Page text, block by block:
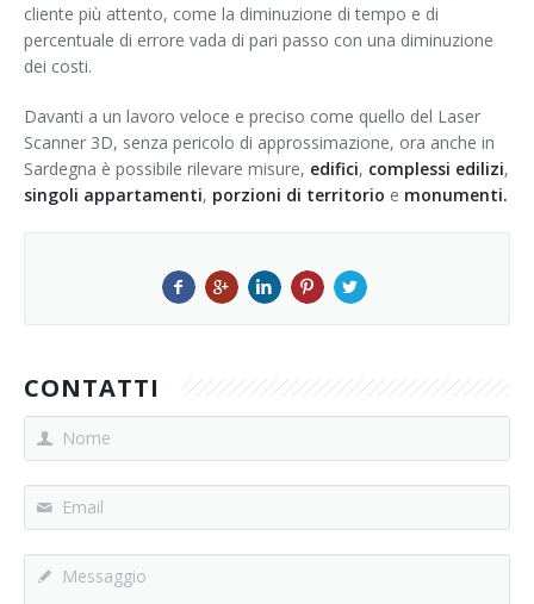
cliente più attento, come la diminuzione di tempo e di
percentuale di errore vada di pari passo con una diminuzione
dei costi.
Davanti a un lavoro veloce e preciso come quello del Laser
Scanner 3D, senza pericolo di approssimazione, ora anche in
Sardegna è possibile rilevare misure, edifici, complessi edilizi,
singoli appartamenti, porzioni di territorio e monumenti.
CONTATTI
Nome
Email
Descrivi brevemente la tua richiesta